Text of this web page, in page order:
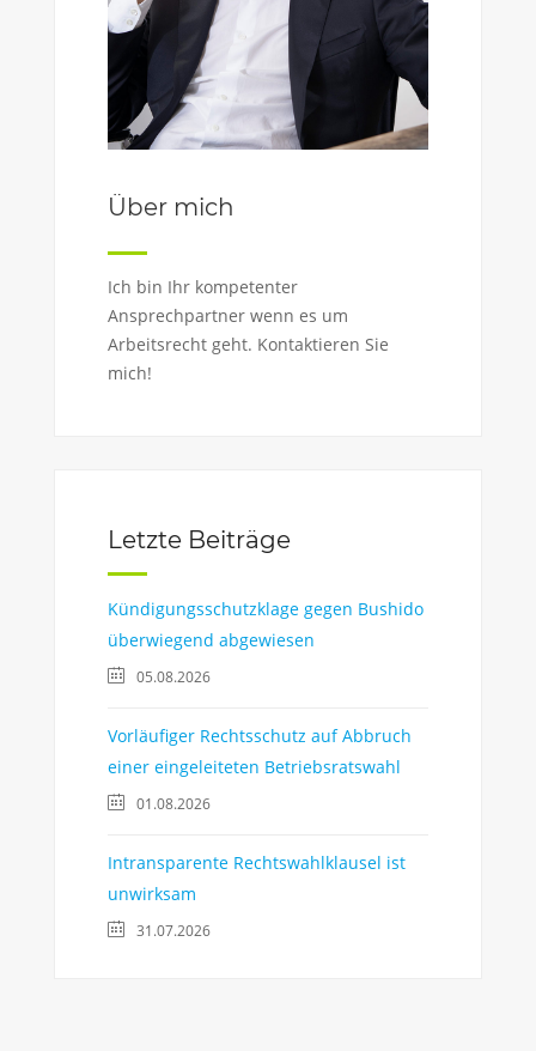
Über mich
Ich bin Ihr kompetenter
Ansprechpartner wenn es um
Arbeitsrecht geht. Kontaktieren Sie
mich!
Letzte Beiträge
Kündigungsschutzklage gegen Bushido
überwiegend abgewiesen
05.08.2026
Vorläufiger Rechtsschutz auf Abbruch
einer eingeleiteten Betriebsratswahl
01.08.2026
Intransparente Rechtswahlklausel ist
unwirksam
31.07.2026